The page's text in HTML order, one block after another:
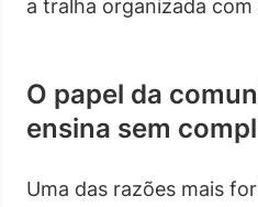
a tralha organizada com
O papel da
ensina sem
Uma das razões mais